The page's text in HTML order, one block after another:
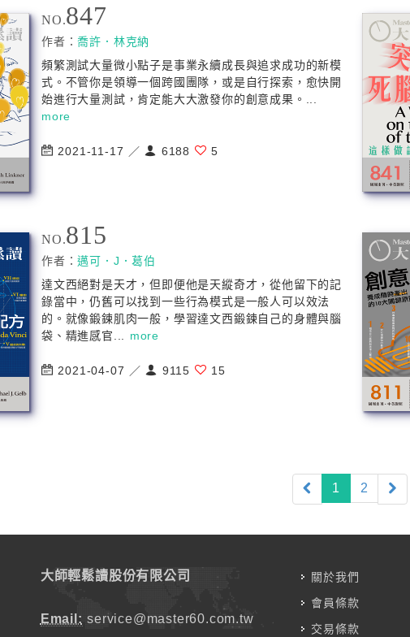
NO.847
作者：喬許．林克納
頻繁測試大量微小點子是事業永續成長與追求成功的新模
式。不管你是領導一個跨國團隊，或是自行探索，愈快開
始進行大量測試，肯定能大大激發你的創意成果。...
more
2021-11-17 ／ 6188 5
NO.815
作者：邁可．J．葛伯
達文西絕對是天才，但即便他是天縱奇才，從他留下的記
錄當中，仍舊可以找到一些行為模式是一般人可以效法
的。就像鍛鍊肌肉一般，學習達文西鍛鍊自己的身體與腦
袋、精進感官... more
2021-04-07 ／ 9115 15
1 (current)
2
大師輕鬆讀股份有限公司
Email: service@master60.com.tw
關於我們
會員條款
交易條款